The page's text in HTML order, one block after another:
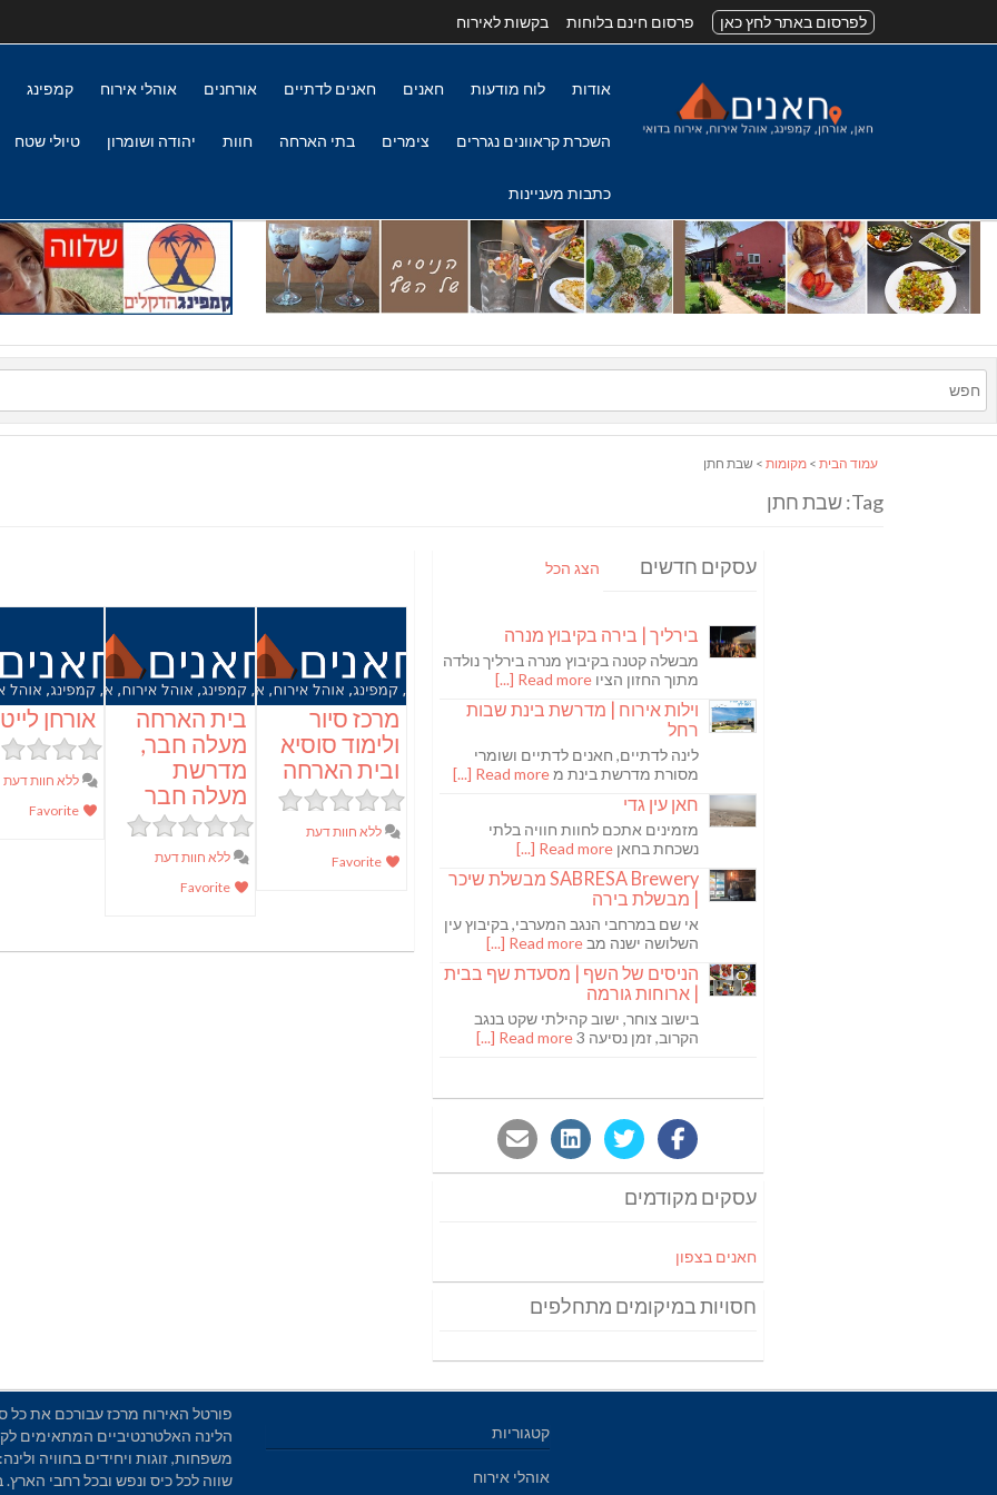
לפרסום באתר לחץ כאן פרסום חינם בלוחות בקשות לאירוח
אודות לוח מודעות חאנים חאנים לדתיים אורחנים אוהלי אירוח קמפינג
השכרת קראוונים נגררים צימרים בתי הארחה חוות יהודה ושומרון טיולי שטח
כתבות מעניינות
עמוד הבית > מקומות > שבת חתן
Tag: שבת חתן
מרכז סיור
ולימוד סוסיא
ובית הארחה
ללא חוות דעת
בית הארחה
מעלה חבר,
מדרשת
מעלה חבר
ללא חוות דעת
אורחן
ללא חוות דעת
עסקים חדשים הצג הכל
בירליך | בירה בקיבוץ מנרה
מבשלה קטנה בקיבוץ מנרה בירליך נולדה
מתוך החזון הציו Read more [...]
וילות אירוח | מדרשת בינת שבות
רחל
לינה לדתיים, חאנים לדתיים ושומרי
מסורת מדרשת בינת מRead more [...]
חאן עין גדי
מזמינים אתכם לחוות חוויה בלתי
נשכחת בחאן Read more [...]
SABRESA Brewery מבשלת שיכר
| מבשלת בירה
אי שם במרחבי הנגב המערבי, בקיבוץ עין
השלושה ישנה מב Read more [...]
הניסים של השף | מסעדת שף בבית
| ארוחות גורמה
בישוב צוחר, ישוב קהילתי שקט בנגב
הקרוב, זמן נסיעה 3
Read more [...]
עסקים מקודמים
חאנים בצפון
חסויות במיקומים מתחלפים
פורטל האירוח מרכז עבורכם את כל
הלינה האלטרנטיביים המתאימים
משפחות, זוגות ויחידים בחוויה
שווה לכל כיס ונפש ובכל רחבי הארץ.
קטגוריות
אוהלי אירוח